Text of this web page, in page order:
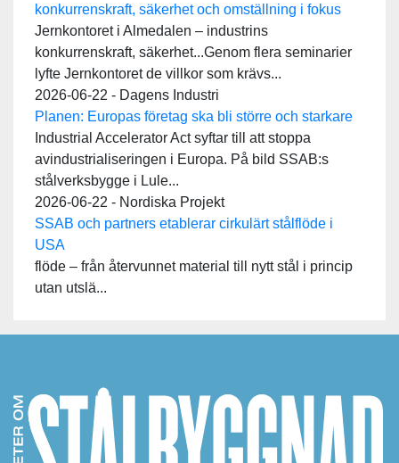
konkurrenskraft, säkerhet och omställning i fokus
Jernkontoret i Almedalen – industrins
konkurrenskraft, säkerhet...Genom flera seminarier
lyfte Jernkontoret de villkor som krävs...
2026-06-22 - Dagens Industri
Planen: Europas företag ska bli större och starkare
Industrial Accelerator Act syftar till att stoppa
avindustrialiseringen i Europa. På bild SSAB:s
stålverksbygge i Lule...
2026-06-22 - Nordiska Projekt
SSAB och partners etablerar cirkulärt stålflöde i
USA
flöde – från återvunnet material till nytt stål i princip
utan utslä...